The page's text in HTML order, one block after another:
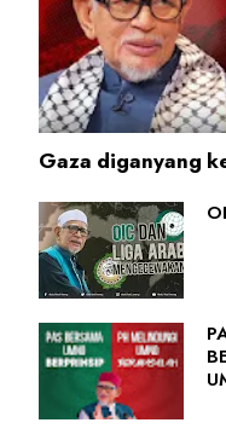
Gaza diganyang